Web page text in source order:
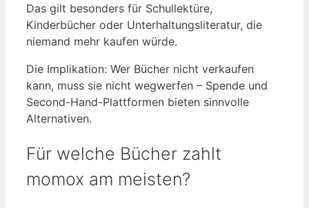
Das gilt besonders für Schullektüre,
Kinderbücher oder Unterhaltungsliteratur, die
niemand mehr kaufen würde.
Die Implikation: Wer Bücher nicht verkaufen
kann, muss sie nicht wegwerfen – Spende und
Second-Hand-Plattformen bieten sinnvolle
Alternativen.
Für welche Bücher zahlt
momox am meisten?